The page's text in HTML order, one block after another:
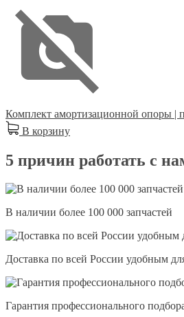
Комплект амортизационной опоры |
В корзину
5 причин работать с
В наличии более 100 000 запчастей
Доставка по всей России удобным
Гарантия профессионального